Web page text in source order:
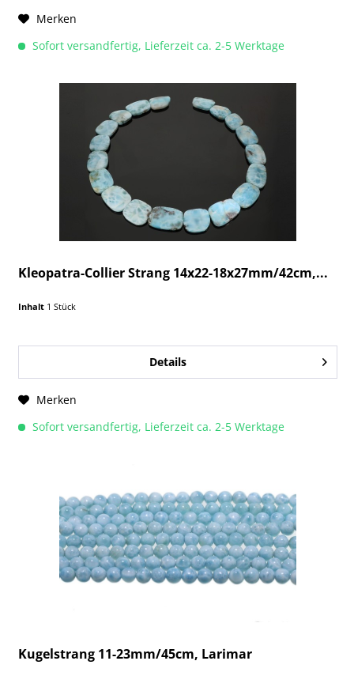
Merken
Sofort versandfertig, Lieferzeit ca. 2-5 Werktage
Kleopatra-Collier Strang 14x22-18x27mm/42cm,...
Inhalt 1 Stück
Details
Merken
Sofort versandfertig, Lieferzeit ca. 2-5 Werktage
Kugelstrang 11-23mm/45cm, Larimar